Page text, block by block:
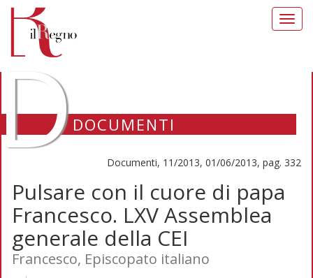
DOCUMENTI
Documenti, 11/2013, 01/06/2013, pag. 332
Pulsare con il cuore di papa
Francesco. LXV Assemblea
generale della CEI
Francesco, Episcopato italiano